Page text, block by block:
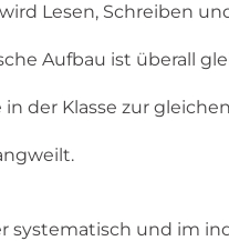
Lesen, Schreiben
Aufbau ist überall
der Klasse zur
systematisch und im